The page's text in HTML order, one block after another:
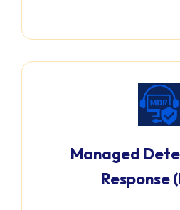
Managed
Response